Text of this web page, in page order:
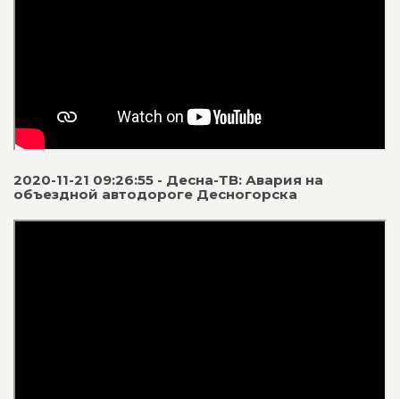
2020-11-21 09:26:55 - Десна-ТВ: Авария на
объездной автодороге Десногорска